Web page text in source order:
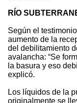
RÍO
Según el
aumento de la
del debilitamiento
avalancha: “Se
la basura y eso
explicó.
Los líquidos de la
originalmente se